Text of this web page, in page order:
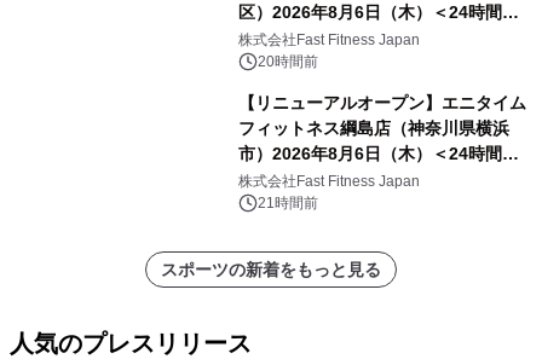
区）2026年8月6日（木）＜24時間年
中無休のフィットネスジム＞
株式会社Fast Fitness Japan
20時間前
【リニューアルオープン】エニタイム
フィットネス綱島店（神奈川県横浜
市）2026年8月6日（木）＜24時間年
中無休のフィットネスジム＞
株式会社Fast Fitness Japan
21時間前
スポーツの新着をもっと見る
人気のプレスリリース